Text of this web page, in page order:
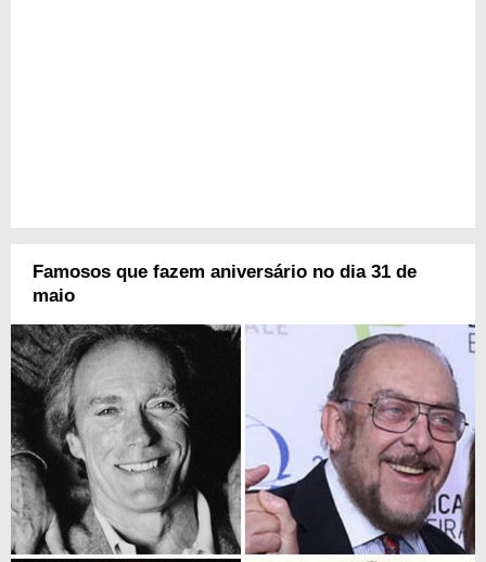
Famosos que fazem aniversário no dia 31 de
maio